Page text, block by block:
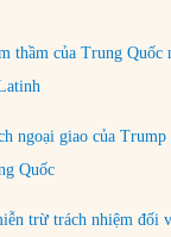
thầm của Trung Quốc
ngoại giao của
Quốc
trừ trách nhiệm đối